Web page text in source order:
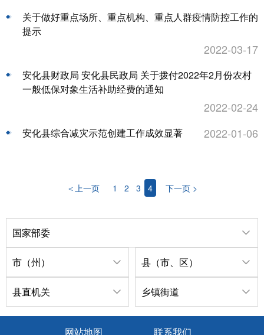
关于做好重点场所、重点机构、重点人群疫情防控工作的
提示
2022-03-17
安化县财政局 安化县民政局 关于拨付2022年2月份农村
一般低保对象生活补助经费的通知
2022-02-24
安化县综合减灾示范创建工作成效显著 2022-01-06
＜上一页 1 2 3 4 下一页 >
国家部委
市（州） 县（市、区）
县直机关 乡镇街道
网站地图 联系我们